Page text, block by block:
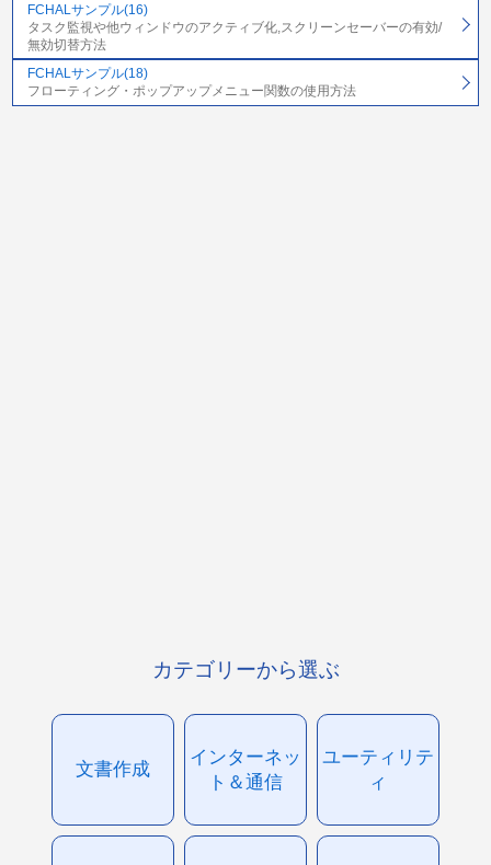
FCHALサンプル(16)
タスク監視や他ウィンドウのアクティブ化,スクリーンセーバーの有効/
無効切替方法
FCHALサンプル(18)
フローティング・ポップアップメニュー関数の使用方法
カテゴリーから選ぶ
文書作成
インターネッ
ト＆通信
ユーティリテ
ィ